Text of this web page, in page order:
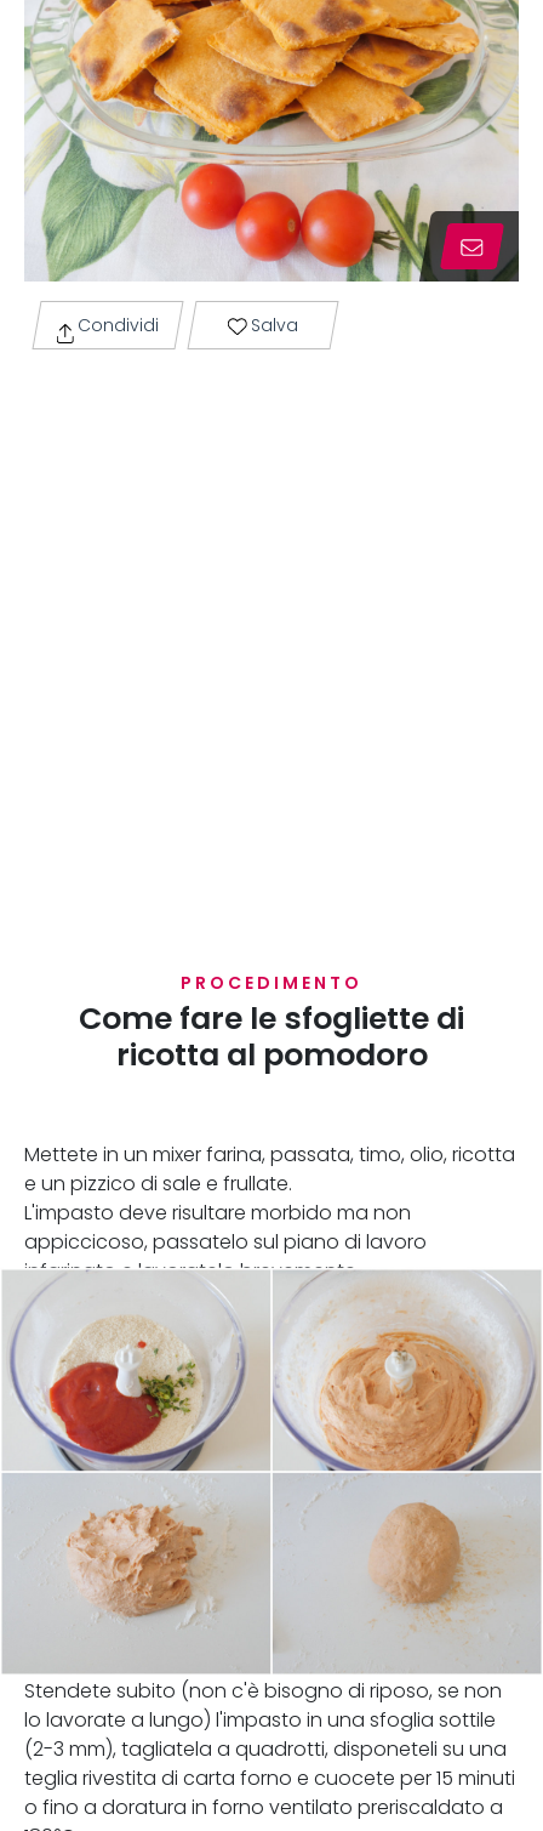
Condividi Salva
PROCEDIMENTO
Come fare le sfogliette di
ricotta al pomodoro
Mettete in un mixer farina, passata, timo, olio, ricotta
e un pizzico di sale e frullate.
L'impasto deve risultare morbido ma non
appiccicoso, passatelo sul piano di lavoro
infarinato e lavoratelo brevemente.
Stendete subito (non c'è bisogno di riposo, se non
lo lavorate a lungo) l'impasto in una sfoglia sottile
(2-3 mm), tagliatela a quadrotti, disponeteli su una
teglia rivestita di carta forno e cuocete per 15 minuti
o fino a doratura in forno ventilato preriscaldato a